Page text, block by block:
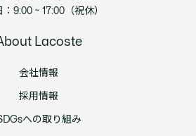
：9:00 ~ 17:00（祝休）
Lacoste
会社情報
採用情報
への取り組み